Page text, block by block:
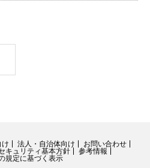
け 法人・自治体向け
お問い合わせ
キュリティ基本方針
参考情報
規定に基づく表示